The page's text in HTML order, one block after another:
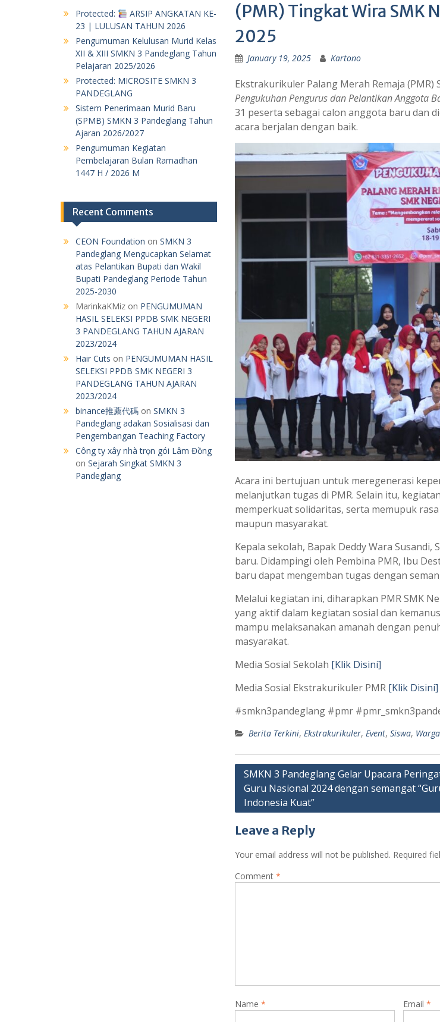
(PMR) Tingkat Wira SMK
2025
January 19, 2025 Kartono
Ekstrakurikuler Palang Merah Remaja
Pengukuhan Pengurus dan Pelantikan Anggota
31 peserta sebagai calon anggota baru dan
acara berjalan dengan baik.
Acara ini bertujuan untuk meregenerasi
melanjutkan tugas di PMR. Selain itu,
memperkuat solidaritas, serta memupuk
maupun masyarakat.
Kepala sekolah, Bapak Deddy Wara
baru. Didampingi oleh Pembina PMR, Ibu
baru dapat mengemban tugas dengan
Melalui kegiatan ini, diharapkan PMR SMK
yang aktif dalam kegiatan sosial dan
mampu melaksanakan amanah dengan
masyarakat.
Media Sosial Sekolah [Klik Disini]
Media Sosial Ekstrakurikuler PMR [Klik Disini]
#smkn3pandeglang #pmr
Berita Terkini, Ekstrakurikuler, Event, Siswa,
Post
navigation
SMKN 3 Pandeglang Gelar Upacara
Guru Nasional 2024 dengan semangat
Indonesia Kuat”
Leave a Reply
Your email address will not be published. Required
Comment *
Name * Email*
Protected:
ARSIP ANGKATAN KE-
23 | LULUSAN TAHUN 2026
Pengumuman Kelulusan Murid Kelas
XII & XIII SMKN 3 Pandeglang Tahun
Pelajaran 2025/2026
Protected: MICROSITE SMKN 3
PANDEGLANG
Sistem Penerimaan Murid Baru
(SPMB) SMKN 3 Pandeglang Tahun
Ajaran 2026/2027
Pengumuman Kegiatan
Pembelajaran Bulan Ramadhan
1447 H / 2026 M
Recent Comments
CEON Foundation on SMKN 3
Pandeglang Mengucapkan Selamat
atas Pelantikan Bupati dan Wakil
Bupati Pandeglang Periode Tahun
2025-2030
MarinkaKMiz on PENGUMUMAN
HASIL SELEKSI PPDB SMK NEGERI
3 PANDEGLANG TAHUN AJARAN
2023/2024
Hair Cuts on PENGUMUMAN HASIL
SELEKSI PPDB SMK NEGERI 3
PANDEGLANG TAHUN AJARAN
2023/2024
binance推薦代碼 on SMKN 3
Pandeglang adakan Sosialisasi dan
Pengembangan Teaching Factory
Công ty xây nhà trọn gói Lâm Đồng
on Sejarah Singkat SMKN 3
Pandeglang